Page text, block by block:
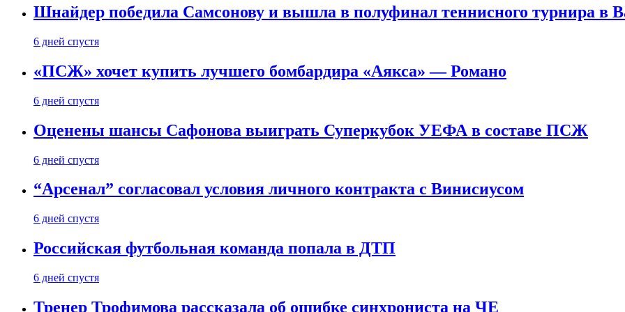
Шнайдер победила Самсонову и вышла в полуфинал теннисного турнира в
6 дней спустя
«ПСЖ» хочет купить лучшего бомбардира «Аякса» — Романо
6 дней спустя
Оценены шансы Сафонова выиграть Суперкубок УЕФА в составе ПСЖ
6 дней спустя
“Арсенал” согласовал условия личного контракта с Винисиусом
6 дней спустя
Российская футбольная команда попала в ДТП
6 дней спустя
Тренер Трофимова рассказала об ошибке синхрониста на ЧЕ